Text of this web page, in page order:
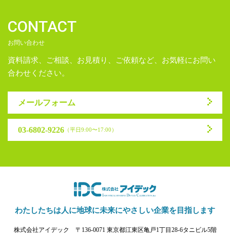
CONTACT
お問い合わせ
資料請求、ご相談、お見積り、ご依頼など、お気軽にお問い
合わせください。
メールフォーム
03-6802-9226 （平日9:00〜17:00）
わたしたちは人に地球に未来にやさしい企業を目指します
株式会社アイデック 〒136-0071 東京都江東区亀戸1丁目28-6タニビル5階